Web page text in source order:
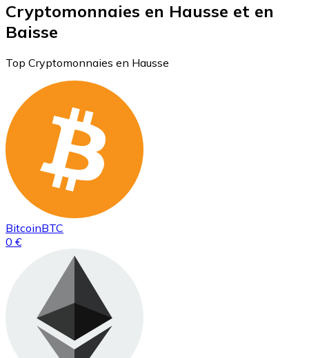
Cryptomonnaies en Hausse et en
Baisse
Top Cryptomonnaies en Hausse
BitcoinBTC
0 €